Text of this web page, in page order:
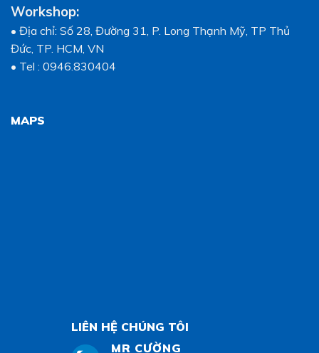
Workshop:
• Địa chỉ: Số 28, Đường 31, P. Long Thạnh Mỹ, TP Thủ
Đức, TP. HCM, VN
• Tel : 0946.830404
MAPS
LIÊN HỆ CHÚNG TÔI
MR CƯỜNG